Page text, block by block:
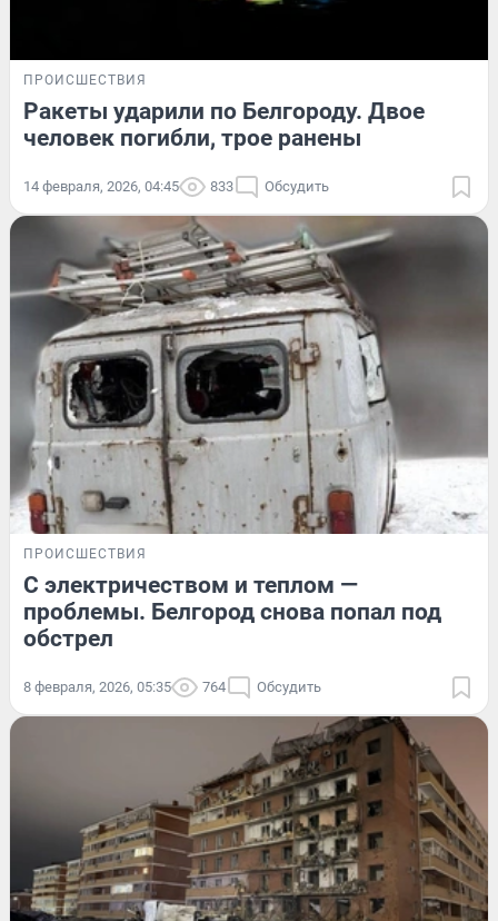
ПРОИСШЕСТВИЯ
Ракеты ударили по Белгороду. Двое
человек погибли, трое ранены
14 февраля, 2026, 04:45 833 Обсудить
ПРОИСШЕСТВИЯ
С электричеством и теплом —
проблемы. Белгород снова попал под
обстрел
8 февраля, 2026, 05:35 764 Обсудить